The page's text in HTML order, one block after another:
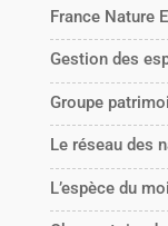
France Nature
Gestion des
Groupe
Le réseau des
L’espèce du